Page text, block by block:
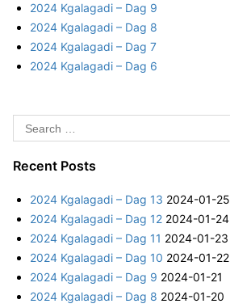
a
p
–
D
2024 Kgalagadi – Dag 9
2024 Kgalagadi – Dag 8
2024 Kgalagadi – Dag 7
2024 Kgalagadi – Dag 6
e
a
c
h
o
Recent Posts
2024 Kgalagadi – Dag 13 2024-01-25
2024 Kgalagadi – Dag 12 2024-01-24
2024 Kgalagadi – Dag 11 2024-01-23
2024 Kgalagadi – Dag 10 2024-01-22
2024 Kgalagadi – Dag 9 2024-01-21
2024 Kgalagadi – Dag 8 2024-01-20